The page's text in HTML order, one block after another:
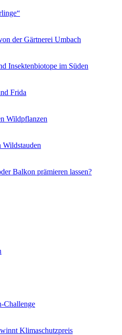
der Gärtnerei Umbach
Insektenbiotope im Süden
Frida
Wildpflanzen
Balkon prämieren lassen?
Challenge
Klimaschutzpreis